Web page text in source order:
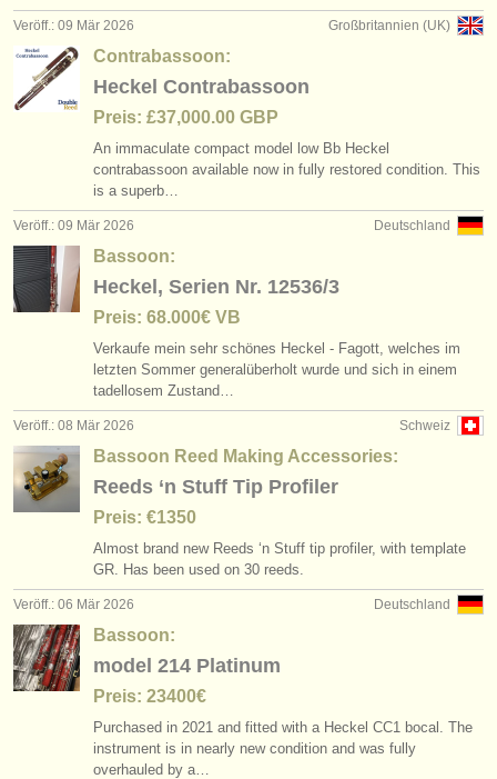
Großbritannien (UK)
Veröff.: 09 Mär 2026
Contrabassoon:
Heckel Contrabassoon
Preis: £37,000.00 GBP
An immaculate compact model low Bb Heckel
contrabassoon available now in fully restored condition. This
is a superb…
Deutschland
Veröff.: 09 Mär 2026
Bassoon:
Heckel, Serien Nr. 12536/3
Preis: 68.000€ VB
Verkaufe mein sehr schönes Heckel - Fagott, welches im
letzten Sommer generalüberholt wurde und sich in einem
tadellosem Zustand…
Schweiz
Veröff.: 08 Mär 2026
Bassoon Reed Making Accessories:
Reeds ‘n Stuff Tip Profiler
Preis: €1350
Almost brand new Reeds ‘n Stuff tip profiler, with template
GR. Has been used on 30 reeds.
Deutschland
Veröff.: 06 Mär 2026
Bassoon:
model 214 Platinum
Preis: 23400€
Purchased in 2021 and fitted with a Heckel CC1 bocal. The
instrument is in nearly new condition and was fully
overhauled by a…